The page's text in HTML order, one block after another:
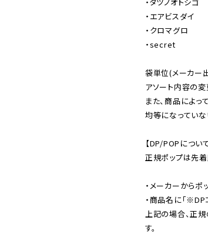
・エアビスダイ
・クロマグロ
・secret
袋単位(メーカー
アソート内容の変
また、商品によっ
均等になっていな
【DP/POPについ
正規ポップは先着
・メーカーから
・商品名に「
上記の場合、正規
す。